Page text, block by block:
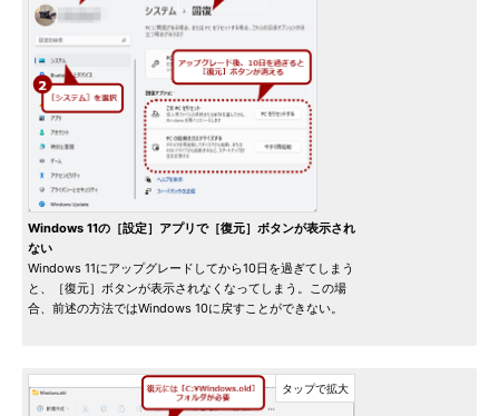
Windows 11の［設定］アプリで［復元］ボタンが表示され
ない
Windows 11にアップグレードしてから10日を過ぎてしまう
と、［復元］ボタンが表示されなくなってしまう。この場
合、前述の方法ではWindows 10に戻すことができない。